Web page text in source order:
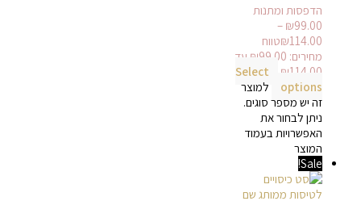
הדפסות ומתנות
₪99.00
–
₪114.00
טווח
מחירים: ⁦₪99.00⁩ עד
Select
options
למוצר
זה יש מספר סוגים.
ניתן לבחור את
האפשרויות בעמוד
המוצר
Sale!